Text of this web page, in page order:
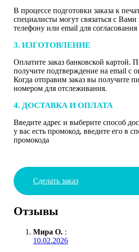
В процессе подготовки заказа к
специалисты могут связаться с
телефону или email для согласования
3. ИЗГОТОВЛЕНИЕ
Оплатите заказ банковской картой.
получите подтверждение на email с
Когда отправим заказ вы получите
номером для отслеживания.
4. ДОСТАВКА И ОПЛАТА
Введите адрес и выберите способ
у вас есть промокод, введите его в
промокода
Сделать заказ
Отзывы
Мира О. :
10.02.2026